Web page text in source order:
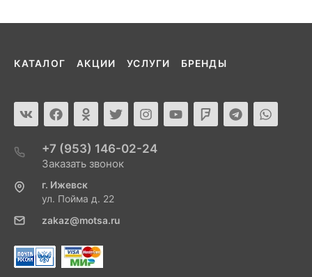
КАТАЛОГ АКЦИИ УСЛУГИ БРЕНДЫ
+7 (953) 146-02-24
Заказать звонок
г. Ижевск
ул. Пойма д. 22
zakaz@motsa.ru